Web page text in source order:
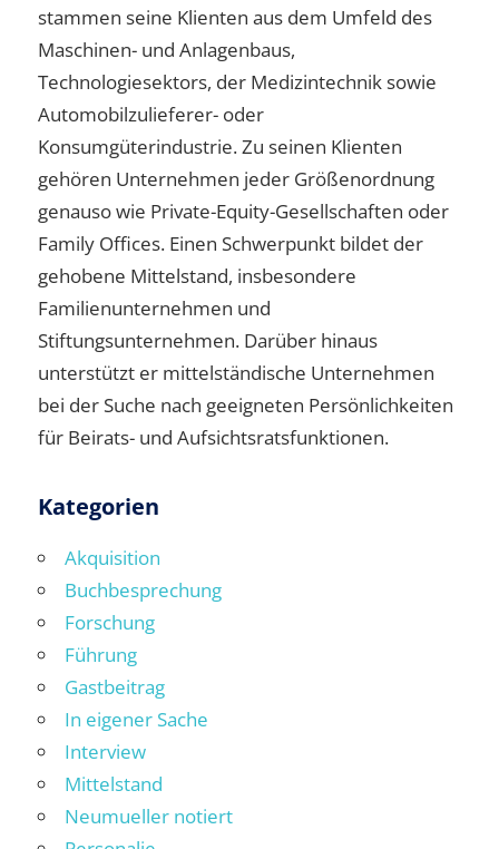
stammen seine Klienten aus dem Umfeld des
Maschinen- und Anlagenbaus,
Technologiesektors, der Medizintechnik sowie
Automobilzulieferer- oder
Konsumgüterindustrie. Zu seinen Klienten
gehören Unternehmen jeder Größenordnung
genauso wie Private-Equity-Gesellschaften oder
Family Offices. Einen Schwerpunkt bildet der
gehobene Mittelstand, insbesondere
Familienunternehmen und
Stiftungsunternehmen. Darüber hinaus
unterstützt er mittelständische Unternehmen
bei der Suche nach geeigneten Persönlichkeiten
für Beirats- und Aufsichtsratsfunktionen.
Kategorien
Akquisition
Buchbesprechung
Forschung
Führung
Gastbeitrag
In eigener Sache
Interview
Mittelstand
Neumueller notiert